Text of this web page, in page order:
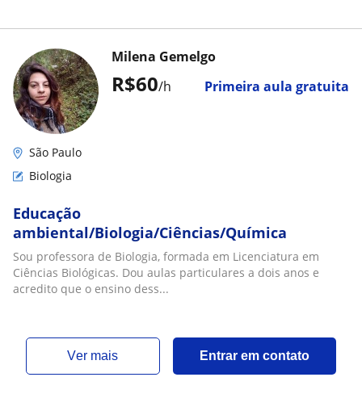
R$60/h Primeira aula gratuita
Milena Gemelgo
São Paulo
Biologia
Educação
ambiental/Biologia/Ciências/Química
Sou professora de Biologia, formada em Licenciatura em
Ciências Biológicas. Dou aulas particulares a dois anos e
acredito que o ensino dess...
ver mais Entrar em contato